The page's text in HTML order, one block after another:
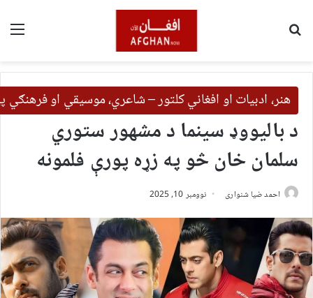
هنر، ادبیات او افغاني کلتور – شاعري، موسیقي او
د بالیووډ سینما د مشهور ستوري
سلمان خان څو په زړه پورې فلمونه
احمد ضیا شنواری نوومبر 10, 2025